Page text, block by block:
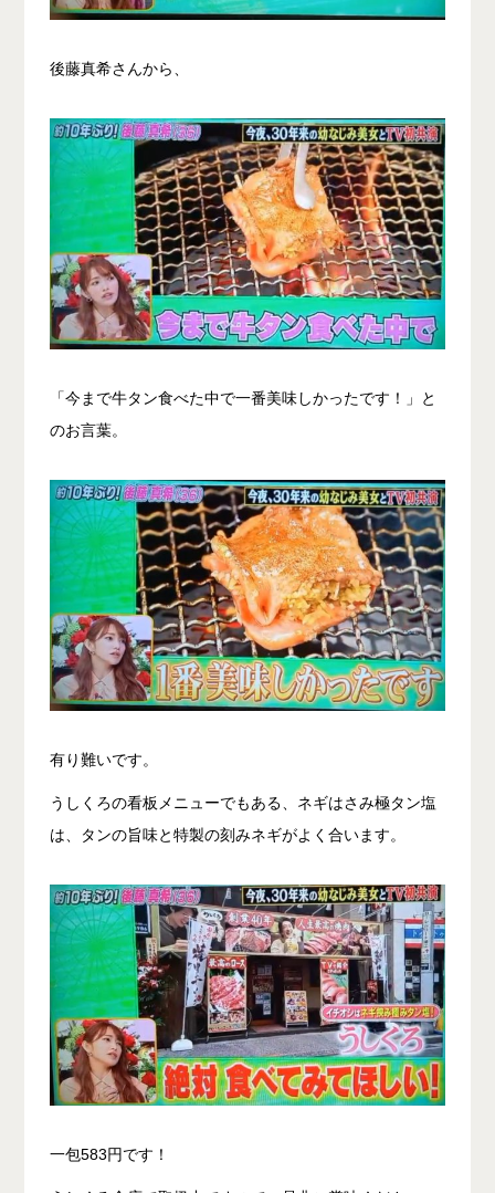
後藤真希さんから、
「今まで牛タン食べた中で一番美味しかったです！」と
のお言葉。
有り難いです。
うしくろの看板メニューでもある、ネギはさみ極タン塩
は、タンの旨味と特製の刻みネギがよく合います。
一包583円です！